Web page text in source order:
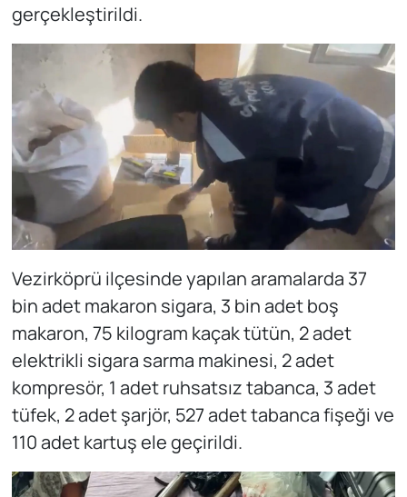
gerçekleştirildi.
Vezirköprü ilçesinde yapılan aramalarda 37
bin adet makaron sigara, 3 bin adet boş
makaron, 75 kilogram kaçak tütün, 2 adet
elektrikli sigara sarma makinesi, 2 adet
kompresör, 1 adet ruhsatsız tabanca, 3 adet
tüfek, 2 adet şarjör, 527 adet tabanca fişeği ve
110 adet kartuş ele geçirildi.